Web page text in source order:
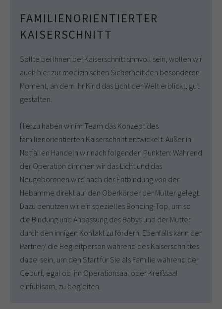
FAMILIENORIENTIERTER
KAISERSCHNITT
Sollte bei Ihnen bei Kaiserschnitt sinnvoll sein, wollen wir
auch hier zur medizinischen Sicherheit den besonderen
Moment, an dem Ihr Kind das Licht der Welt erblickt, gut
gestalten.
Hierzu haben wir im Team das Konzept des
familienorientierten Kaiserschnitt entwickelt. Außer in
Notfällen Handeln wir nach folgenden Punkten: Während
der Operation dimmen wir das Licht und das
Neugeborenen wird nach der Entbindung von der
Hebamme direkt auf den Oberkörper der Mutter gelegt.
Dazu benutzen wir ein spezielles Bonding-Top, um so
die Bindung und Anpassung des Babys und der Mutter
durch den innigen Kontakt zu fördern. Ebenfalls kann der
Partner/ die Begleitperson während des Kaiserschnittes
dabei sein, um den Start für Sie als Familie während der
Geburt, egal ob im Operationsaal oder Kreißsaal
einfühlsam, zu begleiten.